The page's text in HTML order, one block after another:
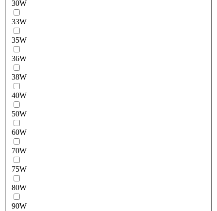
30W
33W
35W
36W
38W
40W
50W
60W
70W
75W
80W
90W